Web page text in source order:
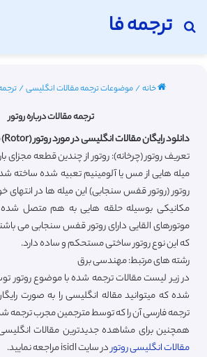
ترجمه فا
جستجو برای
خانه/موضوعات ترجمه مقالات انگلیسی/
ترجمه مقالات درباره روتور
دانلود رایگان مقالات انگلیسی در مورد روتور (Rotor) با ترجمه فارسی
تعریف روتور (چرخانه): روتور از چندین قطعه مجزای
میله هایی از مس یا آلومینیم تعبیه شده ساخته
روتور (روتور قفس سنجابی) این میله ها در
موتورهای القایی دارای روتور قفس سنجابی می
که این نوع روتور ساختی مستحکم و ساده دارد.
رشته های مرتبط: مهندسی برق
در زیر لیست مقالات ترجمه شده با موضوع روتور
شده که میتوانید مقاله انگلیسی را به صورت
ترجمه فارسی آن را که توسط مترجمین مجرب ترجمه
همچنین برای مشاهده جدیدترین مقالات
مقالات انگلیسی روتوردر سایت isidl مراجعه نمایید.